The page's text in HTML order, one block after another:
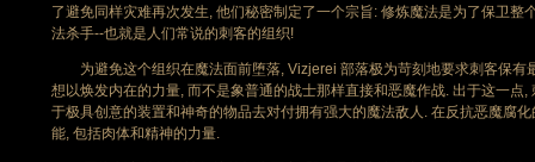
了避免同样灾难再次发生, 他们秘密制定了一个宗旨: 修炼魔法是为了保卫整
法杀手--也就是人们常说的刺客的组织!
为避免这个组织在魔法面前堕落, Vizjerei 部落极为苛刻地要求刺客保有
想以焕发内在的力量, 而不是象普通的战士那样直接和恶魔作战. 出于这一点
于极具创意的装置和神奇的物品去对付拥有强大的魔法敌人. 在反抗恶魔腐
能, 包括肉体和精神的力量.